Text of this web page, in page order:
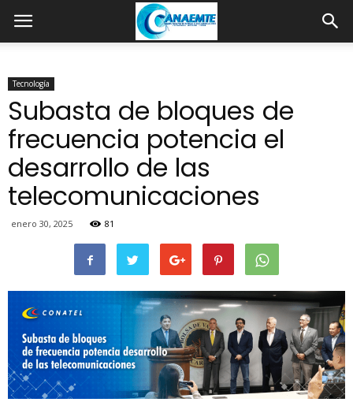
Tecnología
Subasta de bloques de
frecuencia potencia el
desarrollo de las
telecomunicaciones
enero 30, 2025 81